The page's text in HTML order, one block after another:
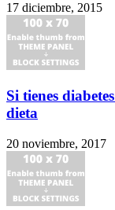
17 diciembre, 2015
Si tienes
dieta
20 noviembre, 2017